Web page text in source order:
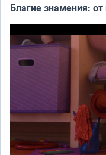
Благие знамения: